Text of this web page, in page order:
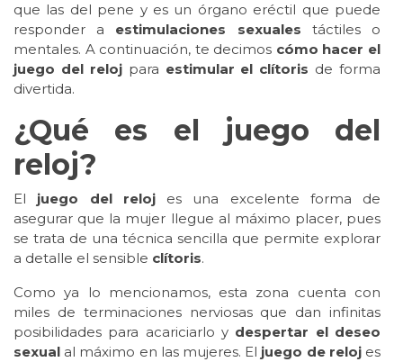
que las del pene y es un órgano eréctil que puede
responder a estimulaciones sexuales táctiles o
mentales. A continuación, te decimos cómo hacer el
juego del relojpara estimular el clítoris de forma
divertida.
¿Qué es el juego del
reloj?
El juego del relojes una excelente forma de
asegurar que la mujer llegue al máximo placer, pues
se trata de una técnica sencilla que permite explorar
a detalle el sensible clítoris.
Como ya lo mencionamos, esta zona cuenta con
miles de terminaciones nerviosas que dan infinitas
posibilidades para acariciarlo y despertar el deseo
sexual al máximo en las mujeres. El juego de relojes